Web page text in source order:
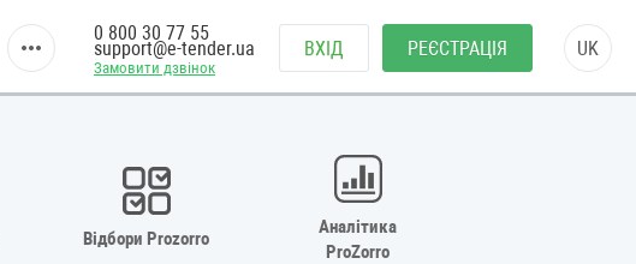
Замовити дзвінок
0 800 30 77 55
support@e-tender.ua ВХІД РЕЄСТРАЦІЯ UK
Відбори Prozorro
Аналітика
ProZorro